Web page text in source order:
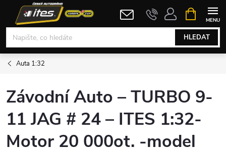
obsah
HLEDAT
NÁKUPNÍ
KOŠÍK
Auta 1:32
Závodní Auto – TURBO 9-
11 JAG # 24 – ITES 1:32-
Motor 20 000ot. -model